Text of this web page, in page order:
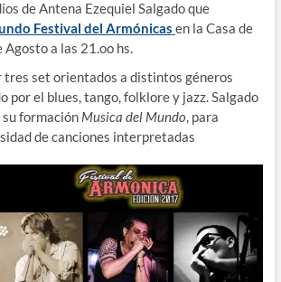
de Antena Ezequiel Salgado que
Festival del Armónicas en la Casa de
a las 21.oo hs.
tres set orientados a distintos géneros
por el blues, tango, folklore y jazz. Salgado
formación Musica del Mundo, para
de canciones interpretadas